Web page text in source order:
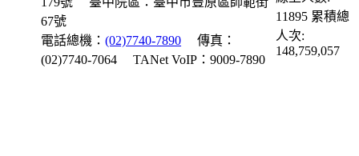
67號
電話總機：(02)7740-7890
傳真：
(02)7740-7064
TANet VoIP：9009-7890
11895 累積總
人次:
148,759,057